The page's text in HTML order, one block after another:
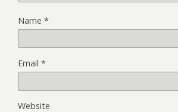
Name *
Email *
Website